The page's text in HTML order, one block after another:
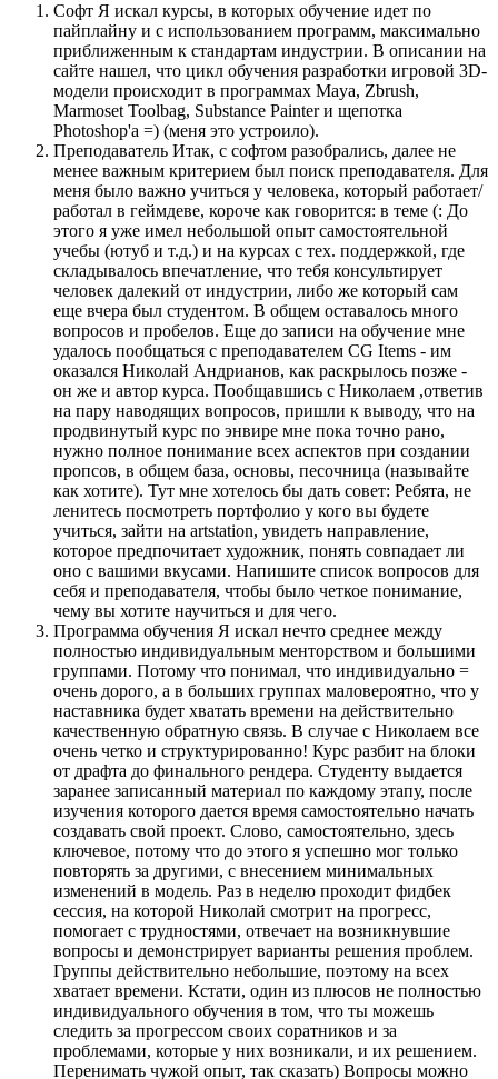
Софт Я искал курсы, в которых обучение идет по
пайплайну и с использованием программ, максимально
приближенным к стандартам индустрии. В описании на
сайте нашел, что цикл обучения разработки игровой 3D-
модели происходит в программах Maya, Zbrush,
Marmoset Toolbag, Substance Painter и щепотка
Photoshop'а =) (меня это устроило).
Преподаватель Итак, с софтом разобрались, далее не
менее важным критерием был поиск преподавателя. Для
меня было важно учиться у человека, который работает/
работал в геймдеве, короче как говорится: в теме (: До
этого я уже имел небольшой опыт самостоятельной
учебы (ютуб и т.д.) и на курсах c тех. поддержкой, где
складывалось впечатление, что тебя консультирует
человек далекий от индустрии, либо же который сам
еще вчера был студентом. В общем оставалось много
вопросов и пробелов. Еще до записи на обучение мне
удалось пообщаться с преподавателем CG Items - им
оказался Николай Андрианов, как раскрылось позже -
он же и автор курса. Пообщавшись с Николаем ,ответив
на пару наводящих вопросов, пришли к выводу, что на
продвинутый курс по энвире мне пока точно рано,
нужно полное понимание всех аспектов при создании
пропсов, в общем база, основы, песочница (называйте
как хотите). Тут мне хотелось бы дать совет: Ребята, не
ленитесь посмотреть портфолио у кого вы будете
учиться, зайти на artstation, увидеть направление,
которое предпочитает художник, понять совпадает ли
оно с вашими вкусами. Напишите список вопросов для
себя и преподавателя, чтобы было четкое понимание,
чему вы хотите научиться и для чего.
Программа обучения Я искал нечто среднее между
полностью индивидуальным менторством и большими
группами. Потому что понимал, что индивидуально =
очень дорого, а в больших группах маловероятно, что у
наставника будет хватать времени на действительно
качественную обратную связь. В случае с Николаем все
очень четко и структурированно! Курс разбит на блоки
от драфта до финального рендера. Студенту выдается
заранее записанный материал по каждому этапу, после
изучения которого дается время самостоятельно начать
создавать свой проект. Слово, самостоятельно, здесь
ключевое, потому что до этого я успешно мог только
повторять за другими, с внесением минимальных
изменений в модель. Раз в неделю проходит фидбек
сессия, на которой Николай смотрит на прогресс,
помогает с трудностями, отвечает на возникнувшие
вопросы и демонстрирует варианты решения проблем.
Группы действительно небольшие, поэтому на всех
хватает времени. Кстати, один из плюсов не полностью
индивидуального обучения в том, что ты можешь
следить за прогрессом своих соратников и за
проблемами, которые у них возникали, и их решением.
Перенимать чужой опыт, так сказать) Вопросы можно